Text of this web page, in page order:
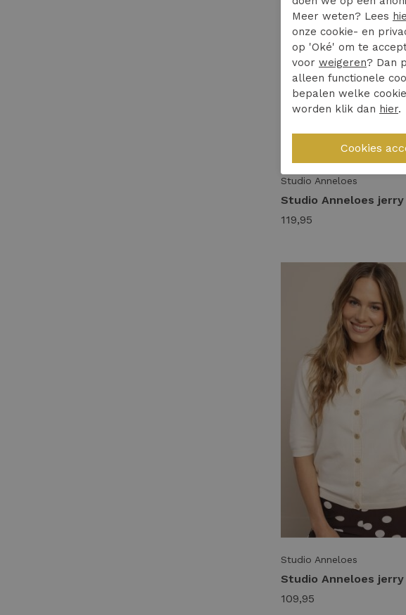
Studio Anneloes
119,95
Studio Anneloes
109,95
Meer weten? Lees
onze cookie- en
op 'Oké' om te
voor weigeren? Dan
alleen functionele
bepalen welke
worden klik dan hier.